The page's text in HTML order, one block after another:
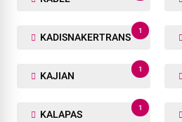
KADISNAKERTRANS
1
KAJIAN
1
KALAPAS
1